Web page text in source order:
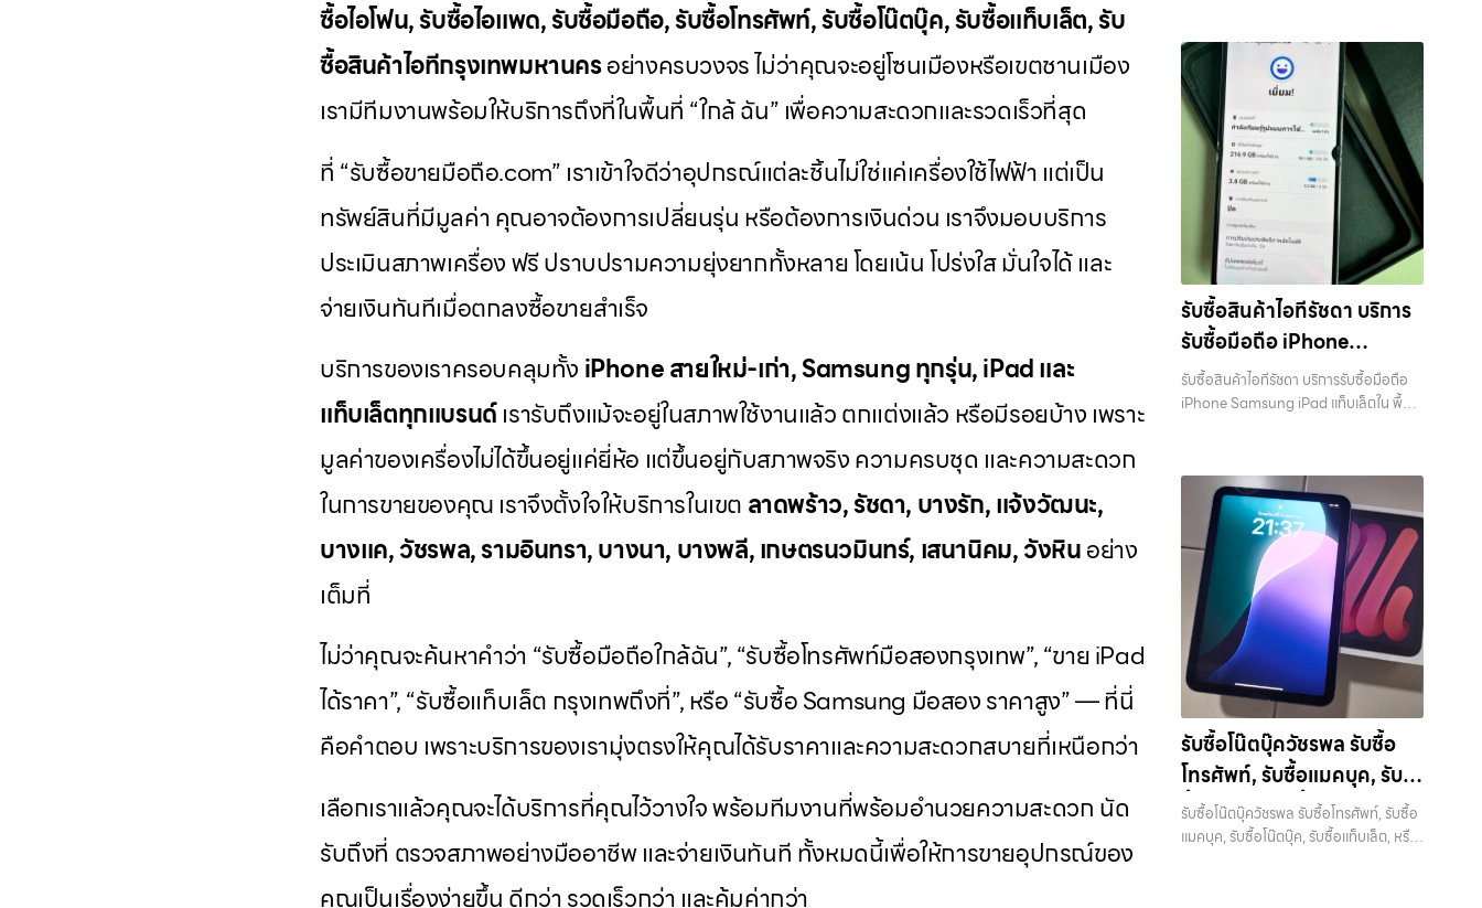
ซื้อไอโฟน, รับซื้อไอแพด, รับซื้อมือถือ, รับซื้อโทรศัพท์, รับซื้อโน๊ตบุ๊ค, รับซื้อแท็บเล็ต, รับ
ซื้อสินค้าไอทีกรุงเทพมหานครอย่างครบวงจร ไม่ว่าคุณจะอยู่โซนเมืองหรือเขตชานเมือง
เรามีทีมงานพร้อมให้บริการถึงที่ในพื้นที่ “ใกล้ ฉัน” เพื่อความสะดวกและรวดเร็วที่สุด
ที่ “รับซื้อขายมือถือ.com” เราเข้าใจดีว่าอุปกรณ์แต่ละชิ้นไม่ใช่แค่เครื่องใช้ไฟฟ้า แต่เป็น
ทรัพย์สินที่มีมูลค่า คุณอาจต้องการเปลี่ยนรุ่น หรือต้องการเงินด่วน เราจึงมอบบริการ
ประเมินสภาพเครื่อง ฟรี ปราบปรามความยุ่งยากทั้งหลาย โดยเน้น โปร่งใส มั่นใจได้ และ
จ่ายเงินทันทีเมื่อตกลงซื้อขายสำเร็จ
บริการของเราครอบคลุมทั้ง iPhone สายใหม่-เก่า, Samsung ทุกรุ่น, iPad และ
แท็บเล็ตทุกแบรนด์เรารับถึงแม้จะอยู่ในสภาพใช้งานแล้ว ตกแต่งแล้ว หรือมีรอยบ้าง เพราะ
มูลค่าของเครื่องไม่ได้ขึ้นอยู่แค่ยี่ห้อ แต่ขึ้นอยู่กับสภาพจริง ความครบชุด และความสะดวก
ในการขายของคุณ เราจึงตั้งใจให้บริการในเขต ลาดพร้าว, รัชดา, บางรัก, แจ้งวัฒนะ,
บางแค, วัชรพล, รามอินทรา, บางนา, บางพลี, เกษตรนวมินทร์, เสนานิคม, วังหินอย่าง
เต็มที่
ไม่ว่าคุณจะค้นหาคำว่า “รับซื้อมือถือใกล้ฉัน”, “รับซื้อโทรศัพท์มือสองกรุงเทพ”, “ขาย iPad
ได้ราคา”, “รับซื้อแท็บเล็ต กรุงเทพถึงที่”, หรือ “รับซื้อ Samsung มือสอง ราคาสูง” — ที่นี่
คือคำตอบ เพราะบริการของเรามุ่งตรงให้คุณได้รับราคาและความสะดวกสบายที่เหนือกว่า
เลือกเราแล้วคุณจะได้บริการที่คุณไว้วางใจ พร้อมทีมงานที่พร้อมอำนวยความสะดวก นัด
รับถึงที่ ตรวจสภาพอย่างมืออาชีพ และจ่ายเงินทันที ทั้งหมดนี้เพื่อให้การขายอุปกรณ์ของ
คุณเป็นเรื่องง่ายขึ้น ดีกว่า รวดเร็วกว่า และคุ้มค่ากว่า
Samsung มือสอง ราคาสูง” — ที่นี่คือคำ
ตอบ เพราะบริการของเรามุ่งตรงให้คุณได้
รับราคาและความสะดวกสบายที่เหนือกว่า
เลือกเราแล้วคุณจะได้บริการที่คุณไว้วางใจ
พร้อมทีมงานที่พร้อมอำนวยความสะดวก
นัดรับถึงที่ ตรวจสภาพอย่างมืออาชีพ และ
จ่ายเงินทันที ทั้งหมดนี้เพื่อให้การขาย
อุปกรณ์ของคุณเป็นเรื่องง่ายขึ้น ดีกว่า
รวดเร็วกว่า และคุ้มค่ากว่า ทำไมต้องเลือก
เรา ผู้เชี่ยวชาญด้านการให้บริการ รับซื้อมือ
ถือ iPhone, Samsung, ไอแพด แท็บเล็ต
ทุกยี่ห้อ ในราคาสูง พร้อมจ่ายเงินทันที โดย
เน้นบริการในพื้นที่ ลาดพร้าว, รัชดา, บางรัก,
รวมถึง บางนา, บางพลี, เกษตรนวมินทร์,
เสนานิคม, วังหินไม่ว่าคุณจะต้องการ รับซื้อ
ไอที กรุงเทพฯ – เราพร้อมให้บริการครบ
วงจร บริการของเรา…
ต้องการเงินด่วน เราจึงมอบบริการประเมิน
สภาพเครื่อง ฟรี ปราบปรามความยุ่งยาก
ทั้งหลาย โดยเน้น โปร่งใส มั่นใจได้ และจ่าย
เงินทันทีเมื่อตกลงซื้อขายสำเร็จ บริการของ
เราครอบคลุมทั้ง iPhone สายใหม่-เก่า,
Samsung ทุกรุ่น, iPad และแท็บเล็ตทุก
แบรนด์ เรารับถึงแม้จะอยู่ในสภาพใช้งาน
แล้ว ตกแต่งแล้ว หรือมีรอยบ้าง เพราะมูลค่า
ของเครื่องไม่ได้ขึ้นอยู่แค่ยี่ห้อ แต่ขึ้นอยู่กับ
สภาพจริง ความครบชุด และความสะดวกใน
การขายของคุณ เราจึงตั้งใจให้บริการในเขต
ลาดพร้าว, รัชดา, บางรัก, แจ้งวัฒนะ,
บางแค, วัชรพล, รามอินทรา, บางนา,
บางพลี, เกษตรนวมินทร์, เสนานิคม, วังหิน
อย่างเต็มที่ ไม่ว่าคุณจะค้นหาคำว่า “รับซื้อ
มือถือใกล้ฉัน”, “รับซื้อโทรศัพท์มือสอง
ตอบ เพราะบริการของเรามุ่งตรงให้คุณได้
รับราคาและความสะดวกสบายที่เหนือกว่า
เลือกเราแล้วคุณจะได้บริการที่คุณไว้วางใจ
พร้อมทีมงานที่พร้อมอำนวยความสะดวก
นัดรับถึงที่ ตรวจสภาพอย่างมืออาชีพ และ
จ่ายเงินทันที ทั้งหมดนี้เพื่อให้การขาย
อุปกรณ์ของคุณเป็นเรื่องง่ายขึ้น ดีกว่า
รวดเร็วกว่า และคุ้มค่ากว่า ทำไมต้องเลือก
เรา ผู้เชี่ยวชาญด้านการให้บริการ รับซื้อมือ
ถือ iPhone, Samsung, ไอแพด แท็บเล็ต
ทุกยี่ห้อ ในราคาสูง พร้อมจ่ายเงินทันที โดย
เน้นบริการในพื้นที่ ลาดพร้าว, รัชดา, บางรัก,
แจ้งวัฒนะ, บางแค, วัชรพล, รามอินทรา,
รวมถึง บางนา, บางพลี, เกษตรนวมินทร์,
เสนานิคม, วังหินไม่ว่าคุณจะต้องการ รับซื้อ
โทรศัพท์, รับซื้อแมคบุค, รับซื้อโน๊ตบุ๊ค, รับ
ที่คุณไว้วางใจได้ สำหรับบริการ รับซื้อ มือ
ถือ iPhone, Samsung, iPad, แท็บเล็ต
ทุกยี่ห้อ ให้ราคาสูง พร้อมจ่ายเงินทันที
ครอบคลุมพื้นที่ ลาดพร้าว, รัชดา, บางรัก,
แจ้งวัฒนะ, บางแค, วัชรพล, รามอินทรา
และเขตกรุงเทพฯ ใกล้ “ใกล้ ฉัน” ที่สุด ในยุค
ที่สมาร์ทโฟน แท็บเล็ต และอุปกรณ์ไอทีใหม่ๆ
เปลี่ยนรุ่นกันแทบทุกช่วงเวลา อุปกรณ์ที่
คุณใช้แล้วอาจกลายเป็นของที่ไม่ได้ใช้งาน
อยู่เฉยๆ เว็บไซต์ของเราจึงเกิดขึ้นเพื่อเป็น
ทางเลือกให้คุณสามารถเปลี่ยนอุปกรณ์ที่ไม่
ใช้แล้วให้กลายเป็นเงินสดได้ทันที ด้วย
บริการ รับซื้อไอโฟน, รับซื้อไอแพด, รับซื้อ
มือถือ, รับซื้อโทรศัพท์, รับซื้อโน๊ตบุ๊ค, รับซื้อ
แท็บเล็ต, รับซื้อสินค้าไอทีกรุงเทพมหานคร
อย่างครบวงจร ไม่ว่าคุณจะอยู่โซนเมือง
หรือเขตชานเมือง เรามีทีมงานพร้อมให้
ถือ.com” เราเข้าใจดีว่าอุปกรณ์แต่ละชิ้น
ไม่ใช่แค่เครื่องใช้ไฟฟ้า แต่เป็นทรัพย์สินที่มี
มูลค่า คุณอาจต้องการเปลี่ยนรุ่น หรือ
ต้องการเงินด่วน เราจึงมอบบริการประเมิน
สภาพเครื่อง ฟรี ปราบปรามความยุ่งยาก
ทั้งหลาย โดยเน้น โปร่งใส มั่นใจได้ และจ่าย
เงินทันทีเมื่อตกลงซื้อขายสำเร็จ บริการของ
เราครอบคลุมทั้ง iPhone สายใหม่-เก่า,
Samsung ทุกรุ่น, iPad และแท็บเล็ตทุก
แบรนด์ เรารับถึงแม้จะอยู่ในสภาพใช้งาน
แล้ว ตกแต่งแล้ว หรือมีรอยบ้าง เพราะมูลค่า
ของเครื่องไม่ได้ขึ้นอยู่แค่ยี่ห้อ แต่ขึ้นอยู่กับ
สภาพจริง ความครบชุด และความสะดวกใน
การขายของคุณ เราจึงตั้งใจให้บริการในเขต
ลาดพร้าว, รัชดา, บางรัก, แจ้งวัฒนะ,
บางแค, วัชรพล, รามอินทรา, บางนา,
เคียง — บริการรับซื้อ มือถือและอุปกรณ์
iPhone, Samsung, iPad, แท็บเล็ต ทุก
ยี่ห้อ พร้อมให้บริการในพื้นที่ ลาดพร้าว รัช
ดา บางรัก แจ้งวัฒนะ บางแค วัชรพล
รามอินทรา รับซื้อโน๊ตบุ๊คบางแค — เรามี
บริการ รับซื้อแมคบุค,รับซื้อโน๊ตบุ๊ค,รับซื้อไอ
โฟน, รับซื้อไอแพด, รับซื้อมือถือ หรือ รับซื้อ
แท็บเล็ต บริการครอบคลุมทั่วกรุงเทพ และ
พื้นที่ใกล้เคียง รับซื้อโน๊ตบุ๊คบางแค เรามี
บริการ รับซื้อแมคบุค,รับซื้อโน๊ตบุ๊ค,รับซื้อไอ
โฟน, รับซื้อไอแพด, รับซื้อมือถือ หรือ รับซื้อ
แท็บเล็ต บริการครอบคลุมทั่วกรุงเทพ… รับ
ซื้อโน๊ตบุ๊คบางแค รับซื้อ iPhone ทุกรุ่น ให้
ราคาสูง พร้อมจ่ายเงินทันที ประสบการณ์
แพด, รับซื้อมือถือ ยินดีต้อนรับสู่ “รับซื้อ
ขายมือถือ.com” เว็บไซต์ที่คุณไว้วางใจได้
ราคาสูง พร้อมจ่ายเงินทันที ครอบคลุมพื้นที่
ลาดพร้าว, รัชดา, บางรัก, แจ้งวัฒนะ,
บางแค, วัชรพล, รามอินทรา และเขต
กรุงเทพฯ ใกล้ “ใกล้ ฉัน” ที่สุด ในยุคที่สมา
ร์ทโฟน แท็บเล็ต และอุปกรณ์ไอทีใหม่ๆ
เปลี่ยนรุ่นกันแทบทุกช่วงเวลา อุปกรณ์ที่
คุณใช้แล้วอาจกลายเป็นของที่ไม่ได้ใช้งาน
อยู่เฉยๆ เว็บไซต์ของเราจึงเกิดขึ้นเพื่อเป็น
ทางเลือกให้คุณสามารถเปลี่ยนอุปกรณ์ที่ไม่
ใช้แล้วให้กลายเป็นเงินสดได้ทันที ด้วย
บริการ รับซื้อไอโฟน, รับซื้อไอแพด, รับซื้อ
มือถือ, รับซื้อโทรศัพท์, รับซื้อโน๊ตบุ๊ค, รับซื้อ
แท็บเล็ต, รับซื้อสินค้าไอทีกรุงเทพมหานคร
อย่างครบวงจร ไม่ว่าคุณจะอยู่โซนเมือง
หรือเขตชานเมือง เรามีทีมงานพร้อมให้
บริการถึงที่ในพื้นที่ “ใกล้ ฉัน” เพื่อความ
สะดวกและรวดเร็วที่สุด ที่ “รับซื้อขายมือ
รับซื้อสินค้าไอทีรัชดา บริการ
รับซื้อมือถือ iPhone
Samsung iPad แท็บเล็ตใน
พื้นที่ ลาดพร้าว รัชดา บางรัก
ทันที
รับซื้อสินค้าไอทีรัชดา บริการรับซื้อมือถือ
iPhone Samsung iPad แท็บเล็ตใน พื้นที่
บริการรับซื้อ มือถือและอุปกรณ์ iPhone,
Samsung, iPad, แท็บเล็ต ทุกยี่ห้อ พร้อม
ให้บริการในพื้นที่ ลาดพร้าว รัชดา บางรัก
แจ้งวัฒนะ บางแค วัชรพล รามอินทรา รับ
ซื้อสินค้าไอทีรัชดา — บริการรับซื้อมือถือ
iPhone Samsung iPad แท็บเล็ตใน พื้นที่
ลาดพร้าว รัชดา บางรัก แจ้งวัฒนะ บางแค
วัชรพล รามอินทรา พร้อมจ่ายเงินทันที รับ
ซื้อสินค้าไอทีรัชดา บริการรับซื้อมือถือ
iPhone Samsung iPad แท็บเล็ตใน พื้นที่
ลาดพร้าว รัชดา บางรัก แจ้งวัฒนะ บางแค
วัชรพล รามอินทรา… รับซื้อสินค้าไอทีรัชดา
รับซื้อ iPhone ทุกรุ่น ให้ราคาสูง พร้อมจ่าย
เงินทันที ประสบการณ์เหนือระดับกับ
การ รับซื้อไอโฟน, รับซื้อไอแพด, รับซื้อมือ
ถือ ยินดีต้อนรับสู่ “รับซื้อขายมือถือ.com”
เว็บไซต์ที่คุณไว้วางใจได้ สำหรับบริการ รับ
รับซื้อโน๊ตบุ๊ควัชรพล รับซื้อ
โทรศัพท์, รับซื้อแมคบุค, รับ
ซื้อโน๊ตบุ๊ค, รับซื้อแท็บเล็ต,
หรือบริการอื่นๆ เกี่ยวกับ
รับซื้อโน๊ตบุ๊ควัชรพล รับซื้อโทรศัพท์, รับซื้อ
แมคบุค, รับซื้อโน๊ตบุ๊ค, รับซื้อแท็บเล็ต, หรือ